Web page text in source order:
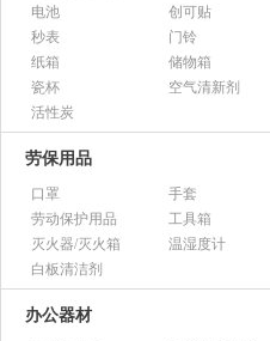
电池
创可贴
秒表
门铃
纸箱
储物箱
瓷杯
空气清新剂
活性炭
劳保用品
口罩
手套
劳动保护用品
工具箱
灭火器/灭火箱
温湿度计
白板清洁剂
办公器材